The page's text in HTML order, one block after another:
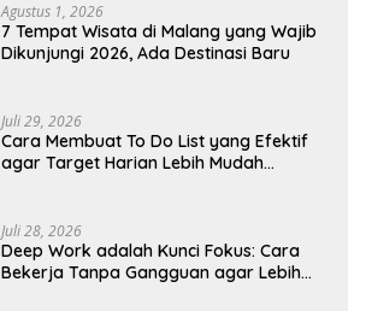
Agustus 1, 2026
7 Tempat Wisata di Malang yang Wajib
Dikunjungi 2026, Ada Destinasi Baru
Juli 29, 2026
Cara Membuat To Do List yang Efektif
agar Target Harian Lebih Mudah
Juli 28, 2026
Deep Work adalah Kunci Fokus: Cara
Bekerja Tanpa Gangguan agar Lebih